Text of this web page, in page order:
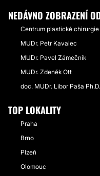
NEDÁVNO ZOBRAZENÍ
Centrum plastické
MUDr. Petr Kavalec
MUDr. Pavel Zámečník
MUDr. Zdeněk Ott
doc. MUDr. Libor Paša Ph.D.
TOP LOKALITY
Praha
Brno
Plzeň
Olomouc